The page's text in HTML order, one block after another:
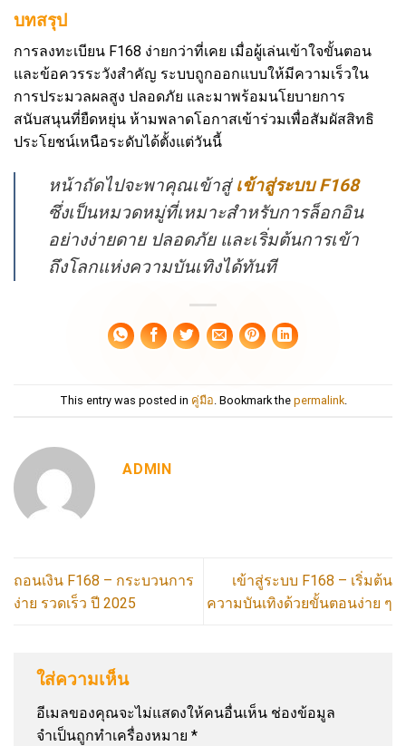
บทสรุป
การลงทะเบียน F168 ง่ายกว่าที่เคย เมื่อผู้เล่นเข้าใจขั้นตอน
และข้อควรระวังสำคัญ ระบบถูกออกแบบให้มีความเร็วใน
การประมวลผลสูง ปลอดภัย และมาพร้อมนโยบายการ
สนับสนุนที่ยืดหยุ่น ห้ามพลาดโอกาสเข้าร่วมเพื่อสัมผัสสิทธิ
ประโยชน์เหนือระดับได้ตั้งแต่วันนี้
หน้าถัดไปจะพาคุณเข้าสู่ เข้าสู่ระบบ F168
ซึ่งเป็นหมวดหมู่ที่เหมาะสำหรับการล็อกอิน
อย่างง่ายดาย ปลอดภัย และเริ่มต้นการเข้า
ถึงโลกแห่งความบันเทิงได้ทันที
This entry was posted in คู่มือ . Bookmark the permalink.
ADMIN
ถอนเงิน F168 – กระบวนการ
ง่าย รวดเร็ว ปี 2025
เข้าสู่ระบบ F168 – เริ่มต้น
ความบันเทิงด้วยขั้นตอนง่าย ๆ
ใส่ความเห็น
อีเมลของคุณจะไม่แสดงให้คนอื่นเห็น ช่องข้อมูล
จำเป็นถูกทำเครื่องหมาย *